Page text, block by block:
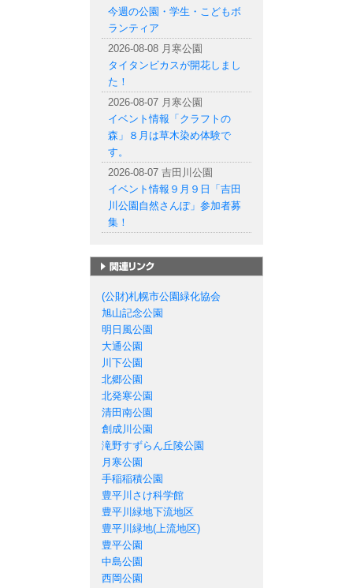
今週の公園・学生・こどもボ
ランティア
2026-08-08 月寒公園
タイタンビカスが開花しまし
た！
2026-08-07 月寒公園
イベント情報「クラフトの
森」８月は草木染め体験で
す。
2026-08-07 吉田川公園
イベント情報９月９日「吉田
川公園自然さんぽ」参加者募
集！
(公財)札幌市公園緑化協会
旭山記念公園
明日風公園
大通公園
川下公園
北郷公園
北発寒公園
清田南公園
創成川公園
滝野すずらん丘陵公園
月寒公園
手稲稲積公園
豊平川さけ科学館
豊平川緑地下流地区
豊平川緑地(上流地区)
豊平公園
中島公園
西岡公園